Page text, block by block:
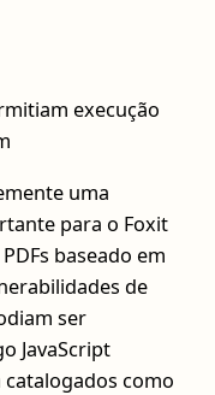
execução
uma
para o Foxit
baseado em
de
ser
JavaScript
como